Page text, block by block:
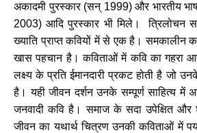
अकादमी पुरस्कार (सन् 1999) और भारतीय
2003) आदि पुरस्कार भी मिले।
त्रिलोचन
ख्याति प्राप्त कवियों में से एक है। समकालीन
खास पहचान है। कविताओं में कवि का गहरा
लक्ष्य के प्रति ईमानदारी प्रकट होती है जो
है। यही जीवन दर्शन उनके सम्पूर्ण साहित्य
जनवादी कवि है। समाज के सदा उपेक्षित और
जीवन का यथार्थ चित्रण उनकी कविताओं में